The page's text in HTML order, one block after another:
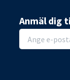
Anmäl dig